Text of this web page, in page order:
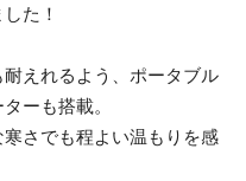
た！
えれるよう、ポータブル
ーも搭載。
さでも程よい温もりを感